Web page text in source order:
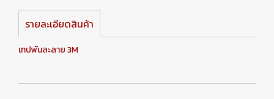
รายละเอียดสินค้า
เทปพันละลาย 3M